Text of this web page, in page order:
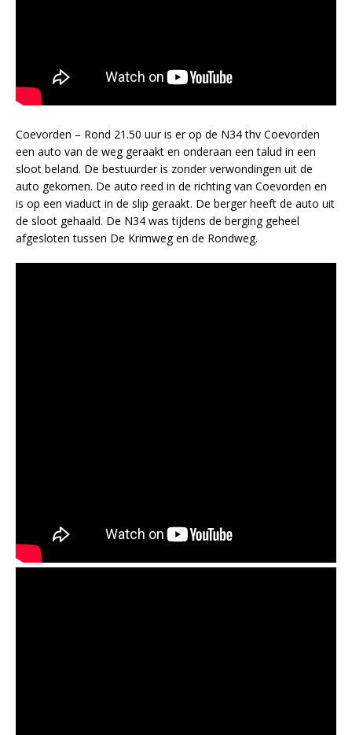
Coevorden – Rond 21.50 uur is er op de N34 thv Coevorden
een auto van de weg geraakt en onderaan een talud in een
sloot beland. De bestuurder is zonder verwondingen uit de
auto gekomen. De auto reed in de richting van Coevorden en
is op een viaduct in de slip geraakt. De berger heeft de auto uit
de sloot gehaald. De N34 was tijdens de berging geheel
afgesloten tussen De Krimweg en de Rondweg.